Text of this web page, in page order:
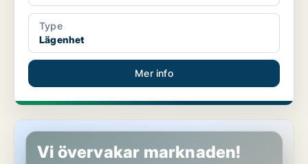
Type
Lägenhet
Mer info
Lägenhet i Sala, Salbohed
Vi övervakar marknaden!